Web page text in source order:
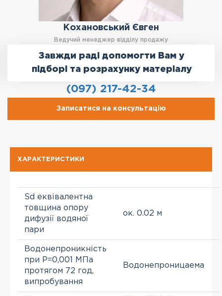
Кохановський Євген
Ведучий менеджер відділу продажу
Завжди раді допомогти Вам у
підборі та розрахунку матеріалу
(097) 217-42-34
Записатися на консультацію
ХАРАКТЕРИСТИКИ
Sd еквівалентна
товщина опору
дифузії водяної
пари
ок. 0.02 м
Водонепроникність
при Р=0,001 МПа
протягом 72 год,
випробування
Водонепроницаема